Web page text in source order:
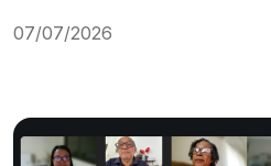
07/07/2026